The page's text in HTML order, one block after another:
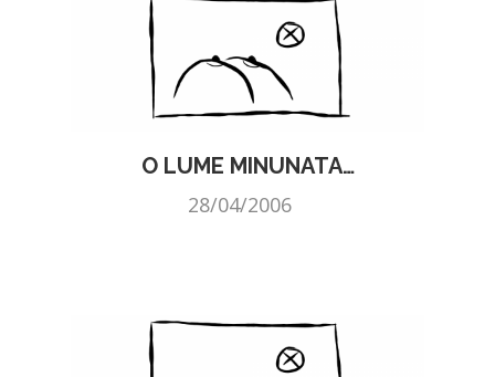
O LUME MINUNATA…
28/04/2006